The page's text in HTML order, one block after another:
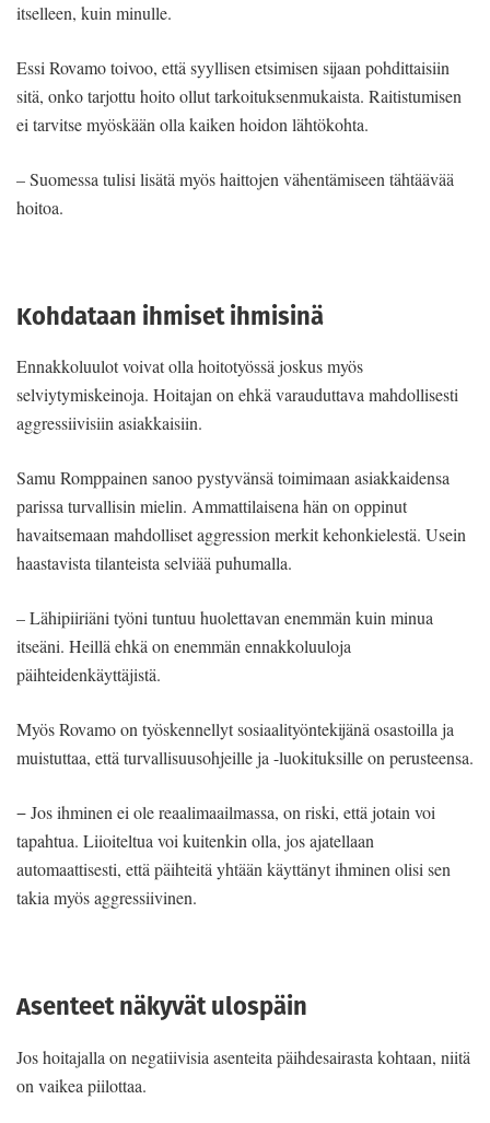
itselleen, kuin minulle.
Essi Rovamo toivoo, että syyllisen etsimisen sijaan pohdittaisiin
sitä, onko tarjottu hoito ollut tarkoituksenmukaista. Raitistumisen
ei tarvitse myöskään olla kaiken hoidon lähtökohta.
– Suomessa tulisi lisätä myös haittojen vähentämiseen tähtäävää
hoitoa.
Kohdataan ihmiset ihmisinä
Ennakkoluulot voivat olla hoitotyössä joskus myös
selviytymiskeinoja. Hoitajan on ehkä varauduttava mahdollisesti
aggressiivisiin asiakkaisiin.
Samu Romppainen sanoo pystyvänsä toimimaan asiakkaidensa
parissa turvallisin mielin. Ammattilaisena hän on oppinut
havaitsemaan mahdolliset aggression merkit kehonkielestä. Usein
haastavista tilanteista selviää puhumalla.
– Lähipiiriäni työni tuntuu huolettavan enemmän kuin minua
itseäni. Heillä ehkä on enemmän ennakkoluuloja
päihteidenkäyttäjistä.
Myös Rovamo on työskennellyt sosiaalityöntekijänä osastoilla ja
muistuttaa, että turvallisuusohjeille ja -luokituksille on perusteensa.
− Jos ihminen ei ole reaalimaailmassa, on riski, että jotain voi
tapahtua. Liioiteltua voi kuitenkin olla, jos ajatellaan
automaattisesti, että päihteitä yhtään käyttänyt ihminen olisi sen
takia myös aggressiivinen.
Asenteet näkyvät ulospäin
Jos hoitajalla on negatiivisia asenteita päihdesairasta kohtaan, niitä
on vaikea piilottaa.